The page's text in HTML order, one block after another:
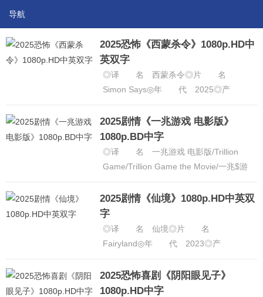
导航
2025恐怖《西蒙杀令》1080p.HD中
英双字
◎译 名 西蒙杀令◎片 名
Simon Says◎年 代 2025◎产
英语◎上映日期 2025...... [详细]
2025剧情《一兆游戏 电影版》
1080p.BD中字
◎译 名 一兆游戏 电影版/Trillion
Game/Trillion Game the Movie/一兆$游
2025剧情《仙境》1080p.HD中英双
字
◎译 名 仙境◎片 名
Fairyland◎年 代 2023◎产
语 言 英语,法语◎上映日期 2......
[详细]
2025恐怖喜剧《阴阳眼见子》
1080p.HD中字